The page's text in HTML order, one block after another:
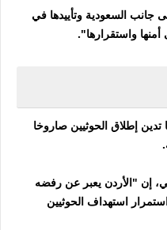
السعودية وتأييدها في
واستقرارها".
تدين إطلاق الحوثيين صاروخا
إن "الأردن يعبر عن رفضه
استهداف الحوثيين